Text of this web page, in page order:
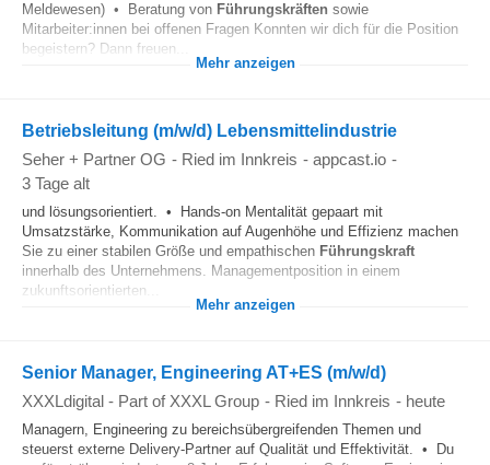
Meldewesen) • Beratung von Führungskräften sowie
Mitarbeiter:innen bei offenen Fragen Konnten wir dich für die Position
begeistern? Dann freuen...
Mehr anzeigen
Betriebsleitung (m/w/d) Lebensmittelindustrie
Seher + Partner OG - Ried im Innkreis - appcast.io -
3 Tage alt
und lösungsorientiert. • Hands-on Mentalität gepaart mit
Umsatzstärke, Kommunikation auf Augenhöhe und Effizienz machen
Sie zu einer stabilen Größe und empathischen Führungskraft
innerhalb des Unternehmens. Managementposition in einem
zukunftsorientierten...
Mehr anzeigen
Senior Manager, Engineering AT+ES (m/w/d)
XXXLdigital - Part of XXXL Group - Ried im Innkreis - heute
Managern, Engineering zu bereichsübergreifenden Themen und
steuerst externe Delivery-Partner auf Qualität und Effektivität. • Du